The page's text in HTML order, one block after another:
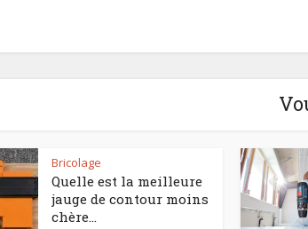
Bricolage
Quelle est la meilleure
jauge de contour moins
chère...